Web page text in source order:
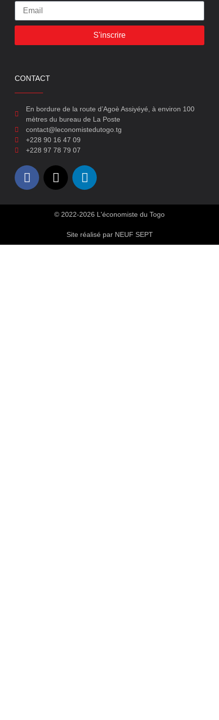
S'inscrire
CONTACT
En bordure de la route d’Agoè Assiyéyé, à environ 100
mètres du bureau de La Poste
contact@leconomistedutogo.tg
+228 90 16 47 09
+228 97 78 79 07
© 2022-2026 L'économiste du Togo
Site réalisé par NEUF SEPT